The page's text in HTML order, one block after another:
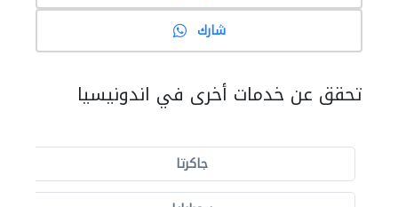
شارك
تحقق عن خدمات أخرى في اندونيسيا
جاكرتا